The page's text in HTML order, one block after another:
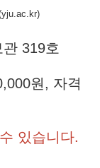
319호
원, 자격
있습니다.